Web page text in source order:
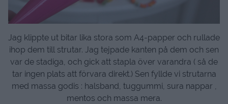
Jag klippte ut bitar lika stora som A4-papper och rullade
ihop dem till strutar. Jag tejpade kanten på dem och sen
var de stadiga, och gick att stapla över varandra ( så de
tar ingen plats att förvara direkt.) Sen fyllde vi strutarna
med massa godis : halsband, tuggummi, sura nappar ,
mentos och massa mera.